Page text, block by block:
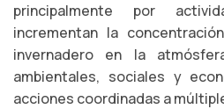
principalmente por
incrementan la
invernadero en la
ambientales, sociales y
acciones coordinadas a